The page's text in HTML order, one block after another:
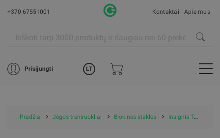
+370 67551001 Kontaktai Apie mus
Prisijungti LT
Pradžia Jėgos treniruokliai Blokinės staklės Insignia Torso Rotation, S-Trim, Double Stitching, Full Shroud - Black Opaque